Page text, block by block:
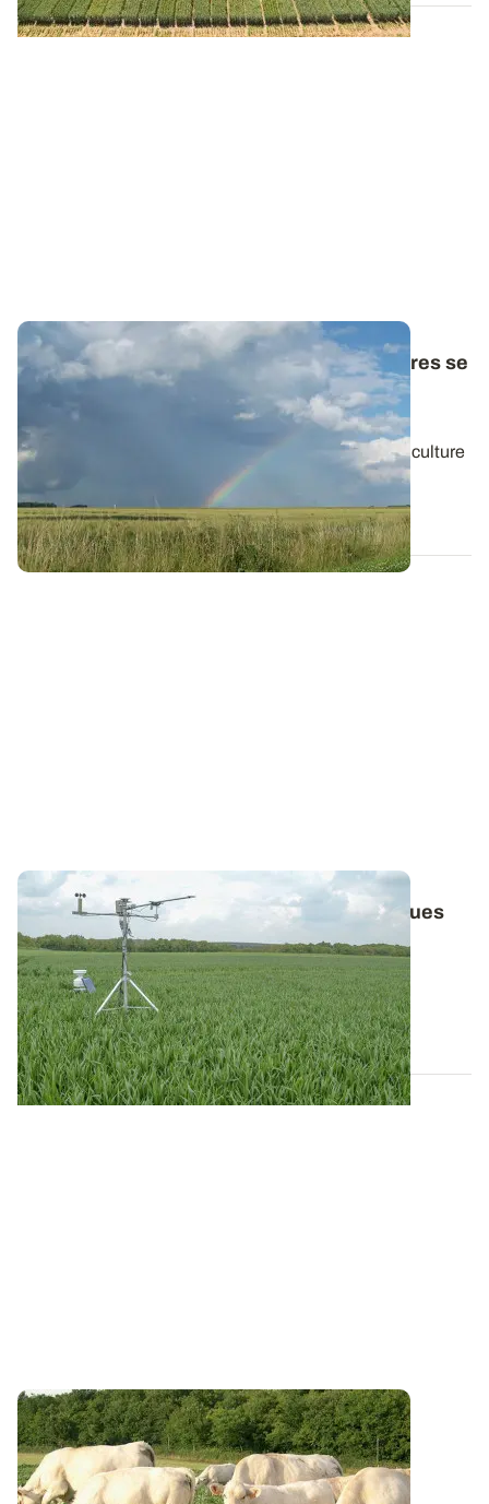
Dossier spécial COP21 : les grandes cultures se
mobilisent pour faire face au changement
climatique
À la fois coupable, victime et planche de salut, l’agriculture
26 NOV. 2015
Climat - Vers des prévisions météorologiques
de plus en plus fiables
Alors que la Cop23 vient de s'ouvrir en Allemagne,
l’augmentation annoncée des aléas...
09 NOV. 2017
Production de viande bovine - Quelles
performances du pâturage face aux aléas
climatiques ?